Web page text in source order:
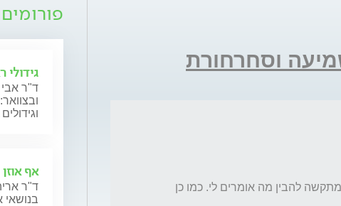
וסחרחורת
ד"ר
אף אוזן
ד"ר
בנושאי